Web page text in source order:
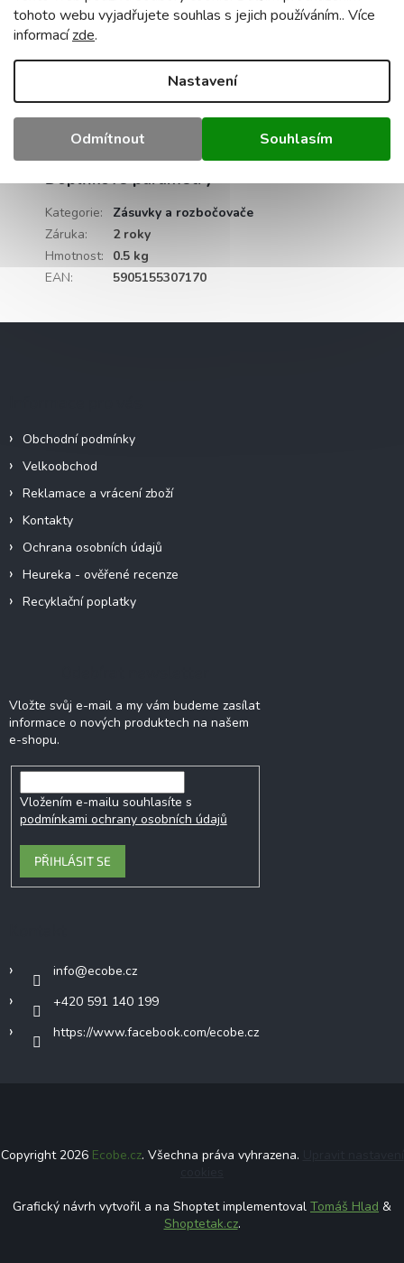
tohoto webu vyjadřujete souhlas s jejich používáním.. Více
informacízde.
Nastavení
Odmítnout Souhlasím
Pro kabel max:3x2,5mm2
Čistá hmotnost:0,044 kg
Vnější rozměry:85x52x42 mm
Materiál:modifikovaný PP, polyvinylchlorid
Doplňkové parametry
Kategorie:
Zásuvky a rozbočovače
Záruka:
2 roky
Hmotnost:
0.5 kg
EAN: 5905155307170
Obchodní podmínky
Velkoobchod
Reklamace a vrácení zboží
Kontakty
Ochrana osobních údajů
Heureka - ověřené recenze
Recyklační poplatky
Vložte svůj e-mail a my vám budeme zasílat
informace o nových produktech na našem
e-shopu.
Vložením e-mailu souhlasíte s
podmínkami ochrany osobních údajů
PŘIHLÁSIT SE
info@ecobe.cz
+420 591 140 199
https://www.facebook.com/ecobe.cz
Copyright 2026 Ecobe.cz. Všechna práva vyhrazena.
Grafický návrh vytvořil a na Shoptet implementoval Tomáš Hlad &
Shoptetak.cz.